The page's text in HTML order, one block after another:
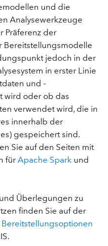
und die
Analysewerkzeuge
Präferenz der
Bereitstellungsmodelle
jedoch in der
in erster Linie
und -
wird oder ob das
verwendet wird, die in
innerhalb der
gespeichert sind.
Sie auf den Seiten mit
für Apache Sparkund
Überlegungen zu
finden Sie auf der